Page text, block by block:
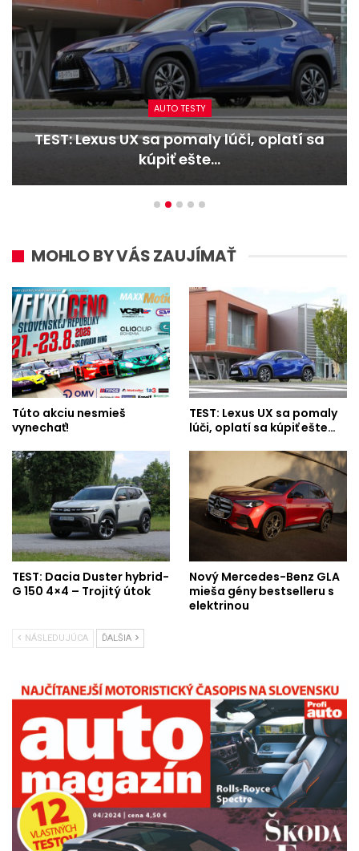
AUTO TESTY
TEST: Lexus UX sa pomaly lúči, oplatí sa
kúpiť ešte…
MOHLO BY VÁS ZAUJÍMAŤ
Túto akciu nesmieš
vynechať!
TEST: Lexus UX sa pomaly
lúči, oplatí sa kúpiť ešte…
TEST: Dacia Duster hybrid-
G 150 4×4 – Trojitý útok
Nový Mercedes-Benz GLA
mieša gény bestselleru s
elektrinou
NÁSLEDUJÚCA ĎALŠIA